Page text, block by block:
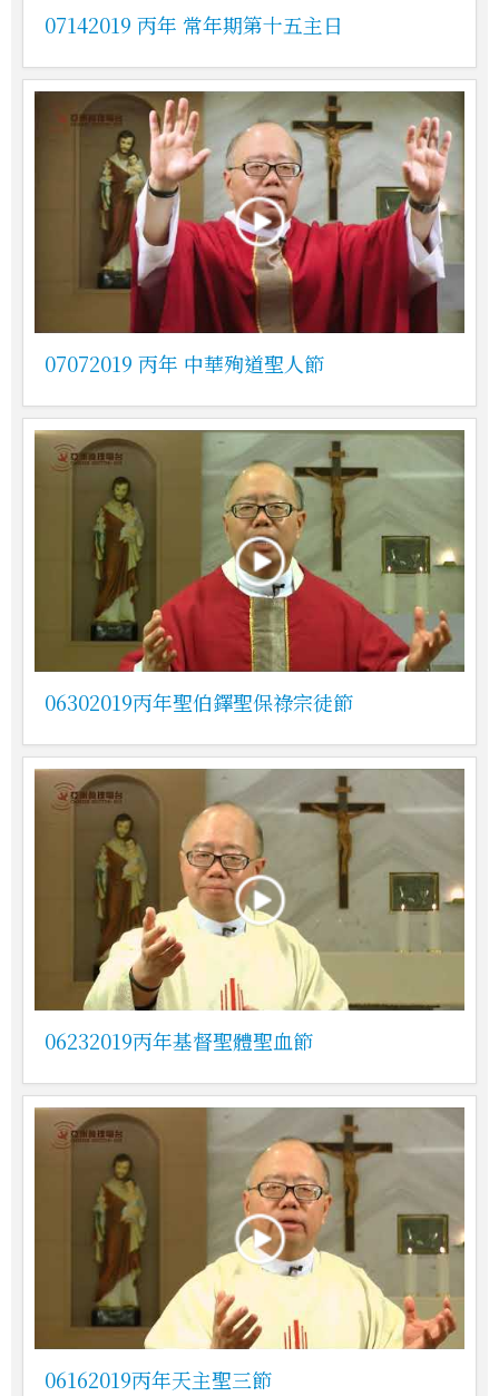
07142019 丙年 常年期第十五主日
07072019 丙年 中華殉道聖人節
06302019丙年聖伯鐸聖保祿宗徒節
06232019丙年基督聖體聖血節
06162019丙年天主聖三節